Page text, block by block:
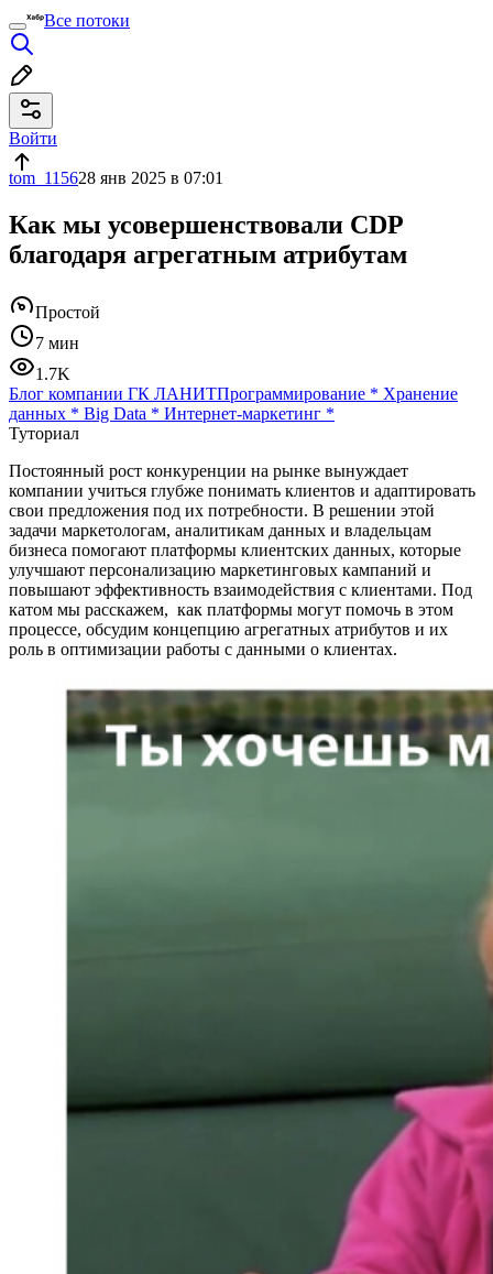
Все потоки
Войти
tom_115628 янв 2025 в 07:01
Как мы усовершенствовали CDP
благодаря агрегатным атрибутам
Простой
7 мин
1.7K
Блог компании ГК ЛАНИТПрограммирование * Хранение
данных * Big Data * Интернет-маркетинг *
Туториал
Постоянный рост конкуренции на рынке вынуждает
компании учиться глубже понимать клиентов и адаптировать
свои предложения под их потребности. В решении этой
задачи маркетологам, аналитикам данных и владельцам
бизнеса помогают платформы клиентских данных, которые
улучшают персонализацию маркетинговых кампаний и
повышают эффективность взаимодействия с клиентами. Под
катом мы расскажем, как платформы могут помочь в этом
процессе, обсудим концепцию агрегатных атрибутов и их
роль в оптимизации работы с данными о клиентах.